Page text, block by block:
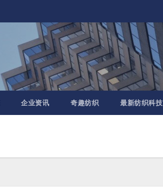
企业资讯 奇趣纺织 最新纺织科技